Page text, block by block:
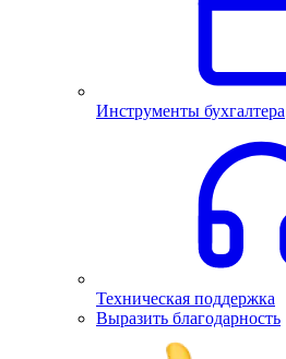
Инструменты бухгалтера
Техническая поддержка
Выразить благодарность